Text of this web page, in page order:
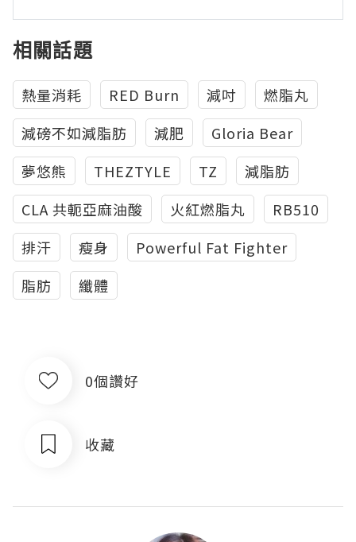
相關話題
熱量消耗 RED Burn 減吋
燃脂丸
減磅不如減脂肪
減肥
Gloria Bear
夢悠熊
THEZTYLE TZ
減脂肪
CLA 共軛亞麻油酸
火紅燃脂丸
RB510
排汗
瘦身
Powerful Fat Fighter
脂肪
纖體
0個讚好
收藏